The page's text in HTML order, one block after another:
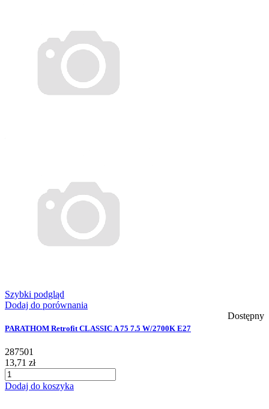
Szybki podgląd
Dodaj do porównania
Dostępny
PARATHOM Retrofit CLASSIC A 75 7.5 W/2700K E27
287501
13,71 zł
Dodaj do koszyka